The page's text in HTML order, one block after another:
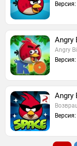
Angry
Angry
Angry
Версия: